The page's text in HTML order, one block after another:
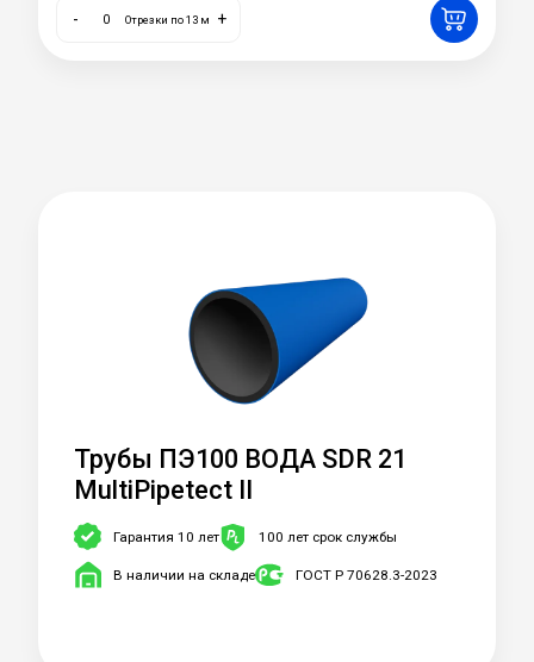
- Отрезки по 13 м +
Трубы ПЭ100 ВОДА SDR 21
MultiPipetect II
Гарантия 10 лет 100 лет срок службы
В наличии на складе ГОСТ Р 70628.3-2023